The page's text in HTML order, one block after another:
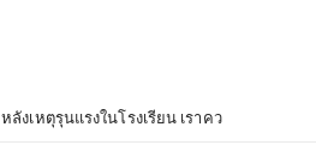
หลังเหตุรุนแรงในโรงเรียน เราควรเรียนรู้อะ